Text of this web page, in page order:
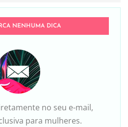
NENHUMA DICA
no seu e-mail,
para mulheres.